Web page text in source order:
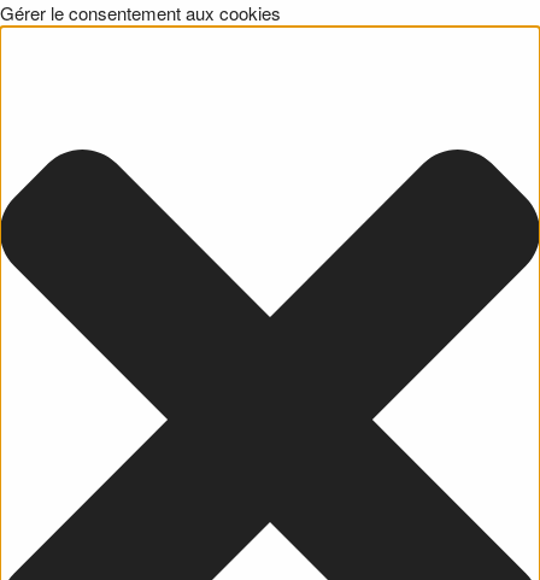
Gérer le consentement aux cookies